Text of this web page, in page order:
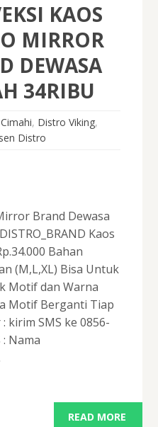
KAOS
MIRROR
DEWASA
34RIBU
, Distro Viking,
Distro
Brand Dewasa
Kaos
Bahan
(M,L,XL) Bisa Untuk
Motif dan Warna
Motif Berganti Tiap
kirim SMS ke 0856-
Nama
READ MORE